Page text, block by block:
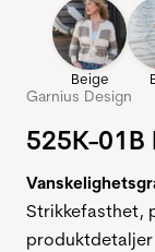
Beige
Garnius Design
525K-
Strikkefasthet,